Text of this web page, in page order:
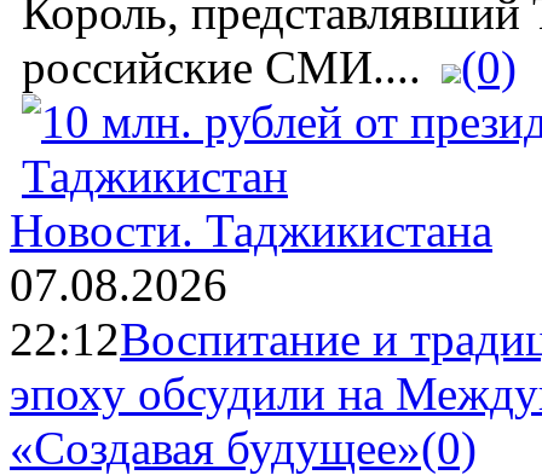
Король,
российские СМИ....
(0)
Новости. Таджикистана
07.08.2026
22:12Воспитание и
эпоху обсудили на
«Создавая будущее»(0)